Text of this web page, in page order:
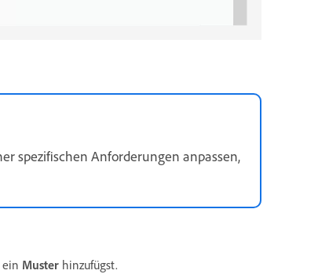
spezifischen Anforderungen anpassen,
Muster hinzufügst.